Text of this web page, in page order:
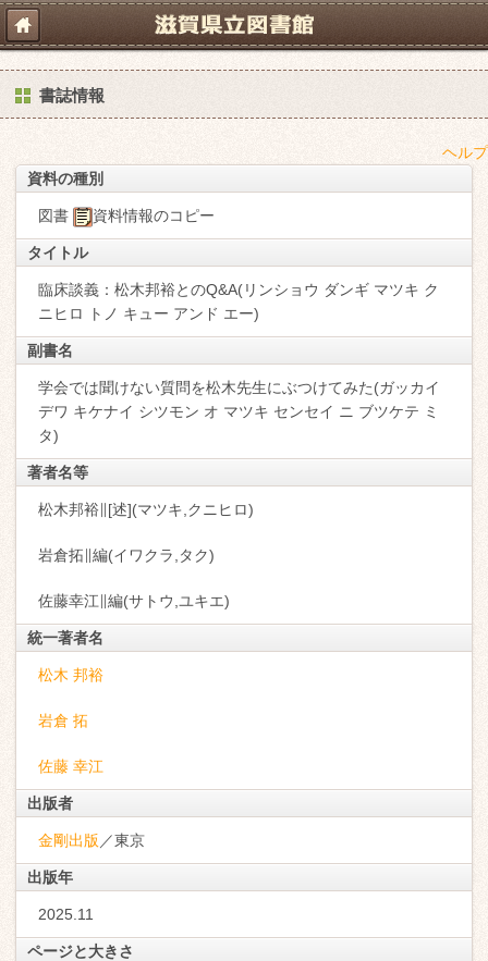
書誌情報
ヘルプ
資料の種別
図書 資料情報のコピー
タイトル
臨床談義：松木邦裕とのQ&A(リンショウ ダンギ マツキ ク
ニヒロ トノ キュー アンド エー)
副書名
学会では聞けない質問を松木先生にぶつけてみた(ガッカイ
デワ キケナイ シツモン オ マツキ センセイ ニ ブツケテ ミ
タ)
著者名等
松木邦裕∥[述](マツキ,クニヒロ)
岩倉拓∥編(イワクラ,タク)
佐藤幸江∥編(サトウ,ユキエ)
統一著者名
松木 邦裕
岩倉 拓
佐藤 幸江
出版者
金剛出版 ／東京
出版年
2025.11
ページと大きさ